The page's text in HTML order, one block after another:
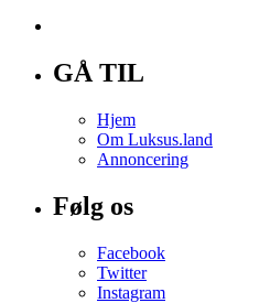
GÅ TIL
Hjem
Om Luksus.land
Annoncering
Følg os
Facebook
Twitter
Instagram